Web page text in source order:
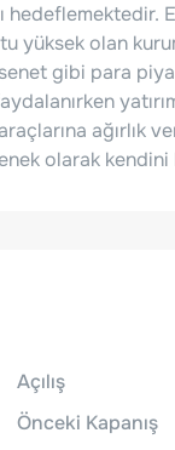
hedeflemektedir.
yüksek olan
gibi para
ağırlık
olarak kendini
Açılış
Önceki Kapanış